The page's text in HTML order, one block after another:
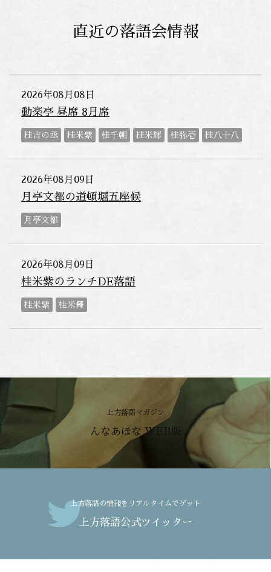
直近の落語会情報
2026年08月08日
動楽亭 昼席 8月席
桂吉の丞 桂米紫 桂千朝 桂米輝 桂弥壱 桂八十八
2026年08月09日
月亭文都の道頓堀五座候
月亭文都
2026年08月09日
桂米紫のランチDE落語
桂米紫 桂米舞
上方落語マガジン
んなあほな WEB版
上方落語の情報をリアルタイムでゲット
上方落語公式ツイッター